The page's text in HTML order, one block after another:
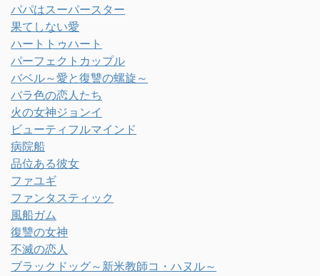
パパはスーパースター
果てしない愛
ハートトゥハート
パーフェクトカップル
バベル～愛と復讐の螺旋～
バラ色の恋人たち
火の女神ジョンイ
ビューティフルマインド
病院船
品位ある彼女
ファユギ
ファンタスティック
風船ガム
復讐の女神
不滅の恋人
ブラックドッグ～新米教師コ・ハヌル～